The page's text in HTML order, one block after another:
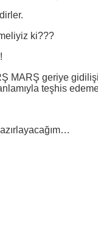
ki???
MARŞ geriye
anlamıyla teşhis